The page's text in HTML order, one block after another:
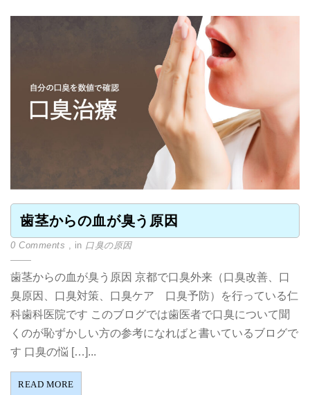
歯茎からの血が臭う原因
0 Comments , in 口臭の原因
歯茎からの血が臭う原因 京都で口臭外来（口臭改善、口
臭原因、口臭対策、口臭ケア 口臭予防）を行っている仁
科歯科医院です このブログでは歯医者で口臭について聞
くのが恥ずかしい方の参考になればと書いているブログで
す 口臭の悩 […]...
READ MORE